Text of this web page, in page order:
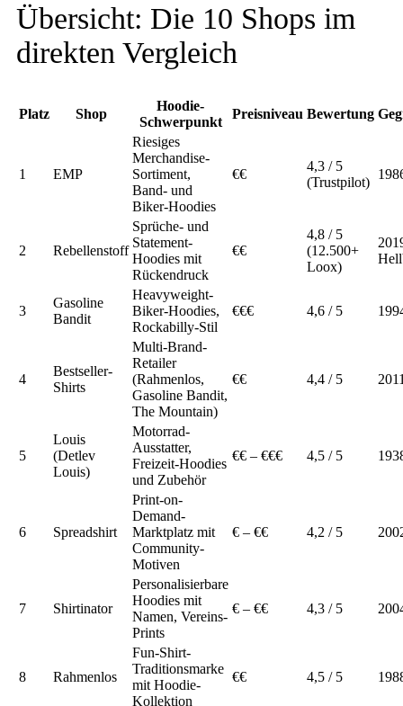
Übersicht: Die 10 Shops im
direkten Vergleich
Platz Shop
Hoodie-
Schwerpunkt
Preisniveau Bewertung
1 EMP
Riesiges
Merchandise-
Sortiment,
Band- und
Biker-Hoodies
€€
4,3 / 5
(Trustpilot)
2 Rebellenstoff
Sprüche- und
Statement-
Hoodies mit
Rückendruck
€€
4,8 / 5
(12.500+
Loox)
3
Gasoline
Bandit
Heavyweight-
Biker-Hoodies,
Rockabilly-Stil
€€€ 4,6 / 5
4
Bestseller-
Shirts
Multi-Brand-
Retailer
(Rahmenlos,
Gasoline Bandit,
The Mountain)
€€ 4,4 / 5
5
Louis
(Detlev
Louis)
Motorrad-
Ausstatter,
Freizeit-Hoodies
und Zubehör
€€ – €€€ 4,5 / 5
6 Spreadshirt
Print-on-
Demand-
Marktplatz mit
Community-
Motiven
€ – €€ 4,2 / 5
7 Shirtinator
Personalisierbare
Hoodies mit
Namen, Vereins-
Prints
€ – €€ 4,3 / 5
8 Rahmenlos
Fun-Shirt-
Traditionsmarke
mit Hoodie-
Kollektion
€€ 4,5 / 5